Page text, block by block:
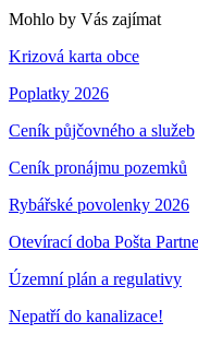
Mohlo by Vás zajímat
Krizová karta obce
Poplatky 2026
Ceník půjčovného a služeb
Ceník pronájmu pozemků
Rybářské povolenky 2026
Otevírací doba Pošta
Územní plán a regulativy
Nepatří do kanalizace!